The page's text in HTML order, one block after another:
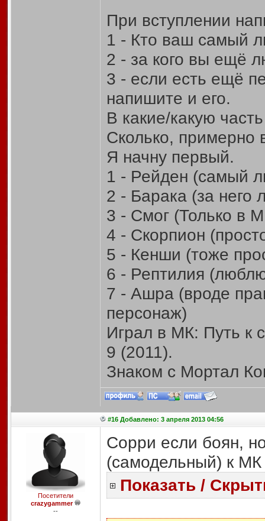
При вступлении
1 - Кто ваш самый
2 - за кого вы ещё
3 - если есть ещё
напишите и его.
В какие/какую
Сколько, примерно
Я начну первый.
1 - Рейден (самый
2 - Барака (за него
3 - Смог (Только в
4 - Скорпион
5 - Кенши (тоже
6 - Рептилия
7 - Ашра (вроде
персонаж)
Играл в МК: Путь к
9 (2011).
Знаком с Мортал
#16 Добавлено: 3 апреля 2013 04:56
Посетители
crazygammer
--
Сорри если боян,
(самодельный) к МК
Показать /